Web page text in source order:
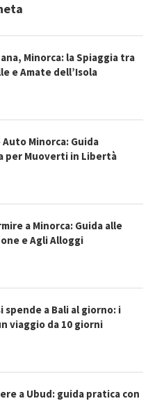
Minorca: la Spiaggia tra
e Amate dell’Isola
Minorca: Guida
per Muoverti in Libertà
a Minorca: Guida alle
e Agli Alloggi
spende a Bali al giorno: i
viaggio da 10 giorni
a Ubud: guida pratica con